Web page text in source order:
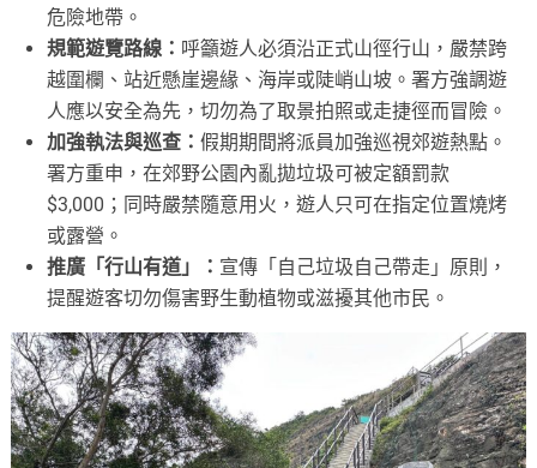
危險地帶。
規範遊覽路線： 呼籲遊人必須沿正式山徑行山，嚴禁跨
越圍欄、站近懸崖邊緣、海岸或陡峭山坡。署方強調遊
人應以安全為先，切勿為了取景拍照或走捷徑而冒險。
加強執法與巡查：假期期間將派員加強巡視郊遊熱點。
署方重申，在郊野公園內亂拋垃圾可被定額罰款
$3,000；同時嚴禁隨意用火，遊人只可在指定位置燒烤
或露營。
推廣「行山有道」： 宣傳「自己垃圾自己帶走」原則，
提醒遊客切勿傷害野生動植物或滋擾其他市民。